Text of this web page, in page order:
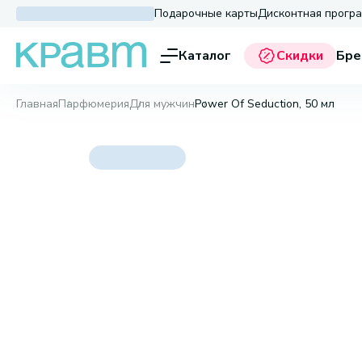
Подарочные картыДисконтная
Каталог Скидки
ГлавнаяПарфюмерияДля мужчинPower Of Seduction, 50 мл